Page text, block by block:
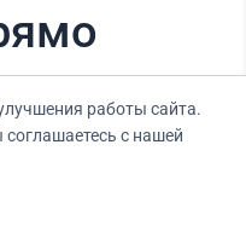
Сообщите нам
Вас выгодные
работы сайта.
с нашей